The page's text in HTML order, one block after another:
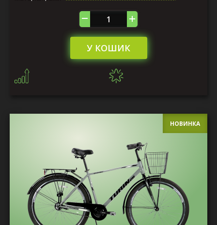
У КОШИК
НОВИНКА